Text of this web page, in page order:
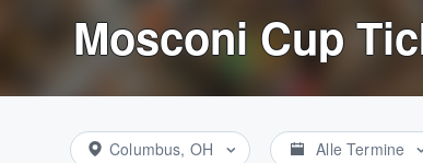
Mosconi Cup
Columbus, OH Alle Termine